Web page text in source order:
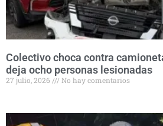
Colectivo choca contra
deja ocho personas lesionadas
27 julio, 2026 No hay comentarios